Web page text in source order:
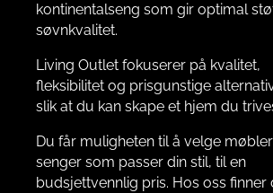
kontinentalseng som gir optimal
søvnkvalitet.
Living Outlet fokuserer på kvalitet,
fleksibilitet og prisgunstige
slik at du kan skape et hjem du
Du får muligheten til å velge
senger som passer din stil, til en
budsjettvennlig pris. Hos oss finner